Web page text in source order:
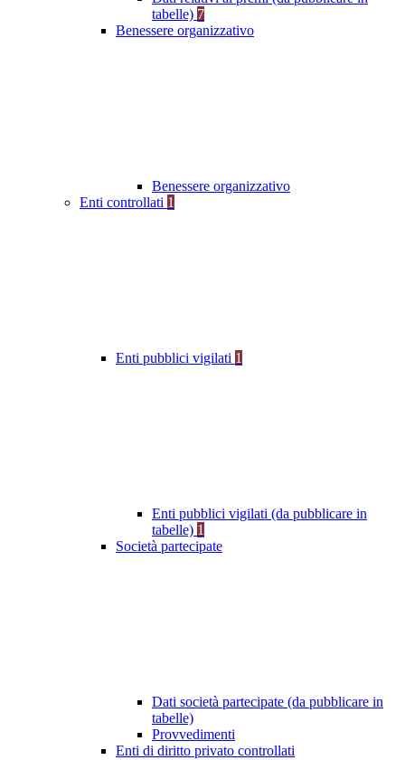
tabelle) 7
Benessere organizzativo
Benessere organizzativo
Enti controllati 1
Enti pubblici vigilati 1
Enti pubblici vigilati (da pubblicare in
tabelle) 1
Società partecipate
Dati società partecipate (da pubblicare in
tabelle)
Provvedimenti
Enti di diritto privato controllati